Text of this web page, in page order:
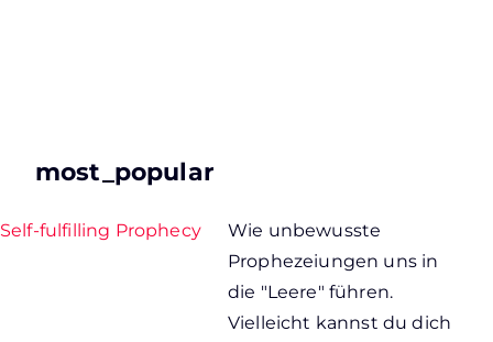
most_popular
Self-fulfilling Prophecy
Wie unbewusste
Prophezeiungen uns in
die "Leere" führen.
Vielleicht kannst du dich